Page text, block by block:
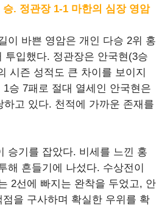
. 정관장 1-1 마한의 심장 영암
이 바쁜 영암은 개인 다승 2위 홍
투입했다. 정관장은 안국현(3승
시즌 성적도 큰 차이를 보이지
승 7패로 절대 열세인 안국현은
하고 있다. 천적에 가까운 존재를
승기를 잡았다. 비세를 느낀 홍
해 흔들기에 나섰다. 수상전이
2선에 빠지는 완착을 두었고, 안
을 구사하며 확실한 우위를 확